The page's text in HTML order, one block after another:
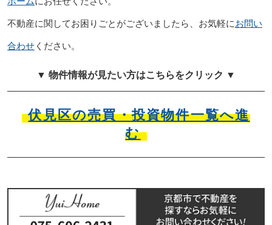
不動産に関してお困りごとがございましたら、お気軽にお問い
合わせください。
▼ 物件情報が見たい方はこちらをクリック ▼
伏見区の売買・投資物件一覧へ進
む